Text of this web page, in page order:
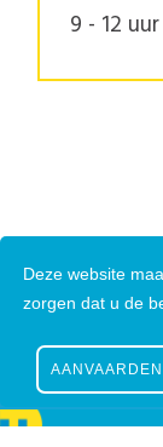
Deze website
zorgen dat u de
AANVAARDEN
9 - 12 uur